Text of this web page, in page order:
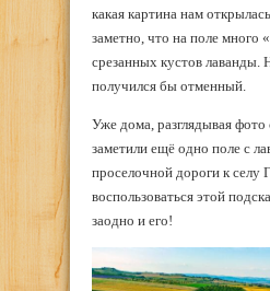
какая картина нам
заметно, что на поле много
срезанных кустов лаванды.
получился бы отменный.
Уже дома, разглядывая
заметили ещё одно поле с
проселочной дороги к
воспользоваться этой
заодно и его!